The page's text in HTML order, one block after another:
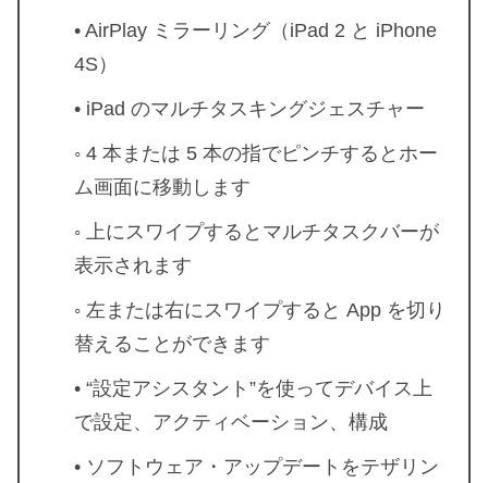
• AirPlay ミラーリング（iPad 2 と iPhone
4S）
• iPad のマルチタスキングジェスチャー
◦ 4 本または 5 本の指でピンチするとホー
ム画面に移動します
◦ 上にスワイプするとマルチタスクバーが
表示されます
◦ 左または右にスワイプすると App を切り
替えることができます
• “設定アシスタント”を使ってデバイス上
で設定、アクティベーション、構成
• ソフトウェア・アップデートをテザリン